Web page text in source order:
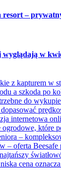
resort –
wyglądają w
z kapturem w
a szkoda po
do
internetowa
które
–
– oferta Beesafe
cena